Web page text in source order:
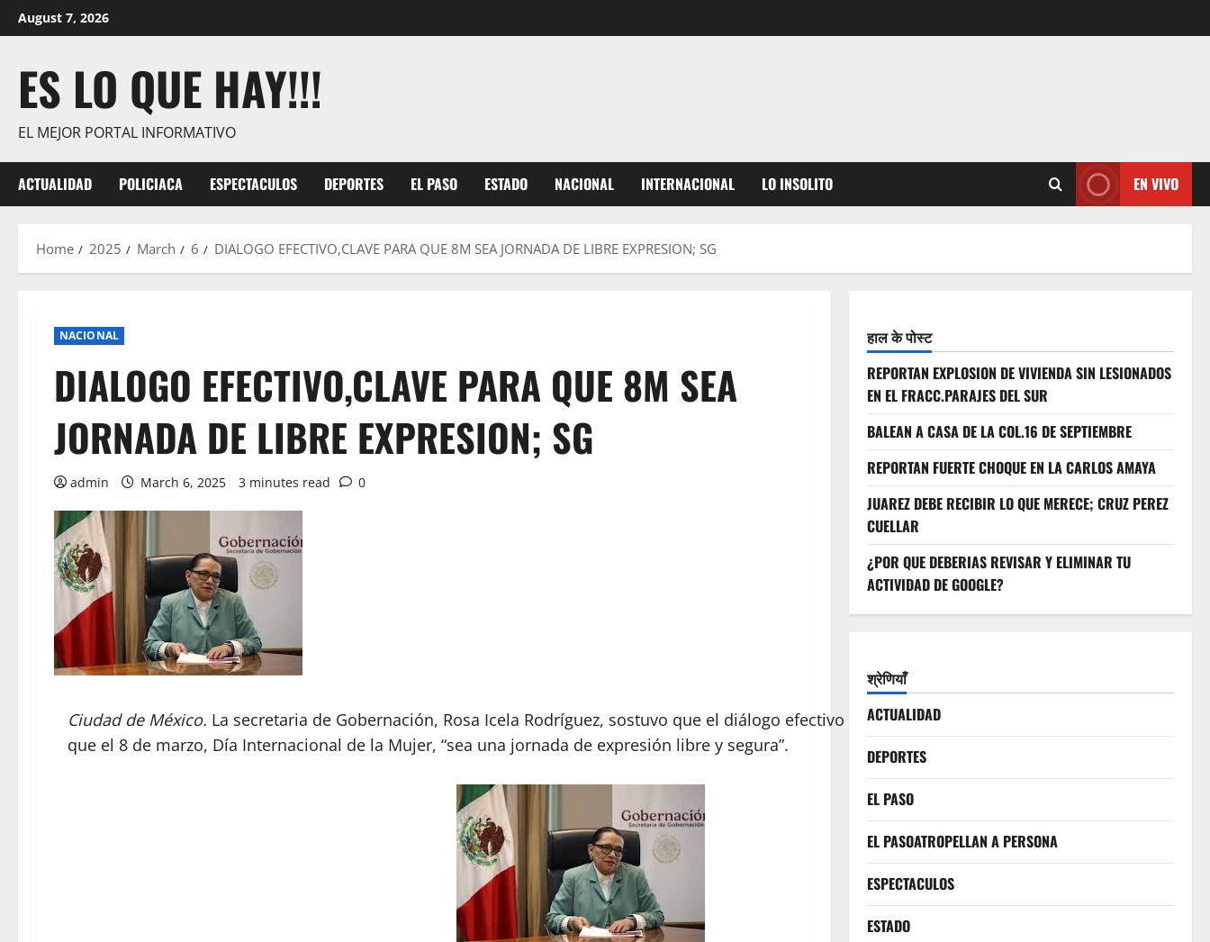
Skip
to
August 7, 2026
ES LO QUE HAY!!!
EL MEJOR PORTAL INFORMATIVO
ACTUALIDAD POLICIACA ESPECTACULOS DEPORTES EL PASO ESTADO NACIONAL INTERNACIONAL LO INSOLITO EN VIVO
Home 2025 March 6 DIALOGO EFECTIVO,CLAVE PARA QUE 8M SEA JORNADA DE LIBRE EXPRESION; SG
NACIONAL
DIALOGO EFECTIVO,CLAVE PARA QUE 8M SEA
JORNADA DE LIBRE EXPRESION; SG
admin March 6, 2025 3 minutes read 0
Ciudad de México. La secretaria de Gobernación, Rosa Icela Rodríguez, sostuvo que el diálogo efectivo será la clave para garantizar
que el 8 de marzo, Día Internacional de la Mujer, “sea una jornada de expresión libre y segura”.
हाल के पोस्ट
REPORTAN EXPLOSION DE VIVIENDA SIN LESIONADOS
EN EL FRACC.PARAJES DEL SUR
BALEAN A CASA DE LA COL.16 DE SEPTIEMBRE
REPORTAN FUERTE CHOQUE EN LA CARLOS AMAYA
JUAREZ DEBE RECIBIR LO QUE MERECE; CRUZ PEREZ
CUELLAR
¿POR QUE DEBERIAS REVISAR Y ELIMINAR TU
ACTIVIDAD DE GOOGLE?
श्रेणियाँ
ACTUALIDAD
DEPORTES
EL PASO
EL PASOATROPELLAN A PERSONA
ESPECTACULOS
ESTADO